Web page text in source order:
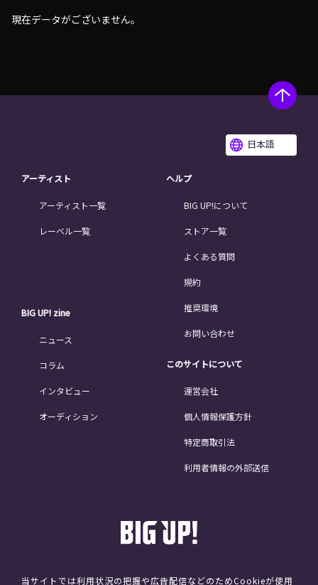
現在データがございません。
日本語
アーティスト
アーティスト一覧
レーベル一覧
BIG UP! zine
ニュース
コラム
インタビュー
オーディション
ヘルプ
BIG UP!について
ストア一覧
よくある質問
規約
推奨環境
お問い合わせ
このサイトについて
運営会社
個人情報保護方針
特定商取引法
利用者情報の外部送信
当サイトでは利用状況の把握や広告配信などのためCookieが使用